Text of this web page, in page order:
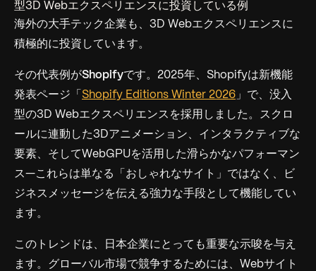
型3D Webエクスペリエンスに投資している例
海外の大手テック企業も、3D Webエクスペリエンスに
積極的に投資しています。
その代表例がShopifyです。2025年、Shopifyは新機能
発表ページ「 Shopify Editions Winter 2026 」で、没入
型の3D Webエクスペリエンスを採用しました。スクロ
ールに連動した3Dアニメーション、インタラクティブな
要素、そしてWebGPUを活用した滑らかなパフォーマン
ス—これらは単なる「おしゃれなサイト」ではなく、ビ
ジネスメッセージを伝える強力な手段として機能してい
ます。
このトレンドは、日本企業にとっても重要な示唆を与え
ます。グローバル市場で競争するためには、Webサイト